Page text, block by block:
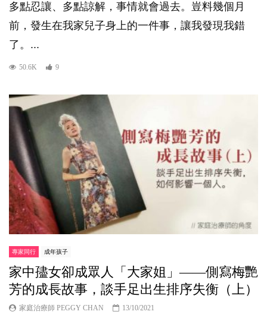
多點忍讓、多點諒解，事情就會過去。豈料幾個月
前，發生在我家兒子身上的一件事，讓我發現我錯
了。...
50.6K 9
專家同行 成年孩子
家中孻女卻成眾人「大家姐」——側寫梅艷
芳的成長故事，談手足出生排序失衡（上）
家庭治療師 PEGGY CHAN 13/10/2021